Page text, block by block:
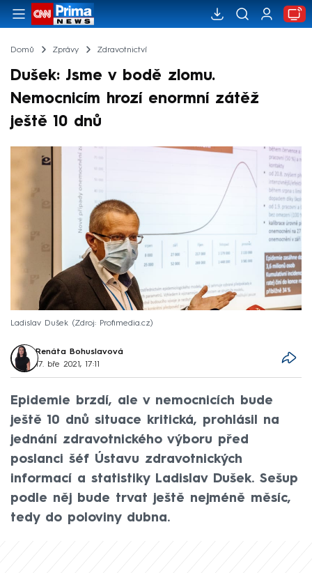
Domů Zprávy Zdravotnictví
Dušek: Jsme v bodě zlomu.
Nemocnicím hrozí enormní zátěž
ještě 10 dnů
Ladislav Dušek Zdroj: Profimedia.cz
Renáta Bohuslavová
17. bře 2021, 17:11
Epidemie brzdí, ale v nemocnicích bude
ještě 10 dnů situace kritická, prohlásil na
jednání zdravotnického výboru před
poslanci šéf Ústavu zdravotnických
informací a statistiky Ladislav Dušek. Sešup
podle něj bude trvat ještě nejméně měsíc,
tedy do poloviny dubna.